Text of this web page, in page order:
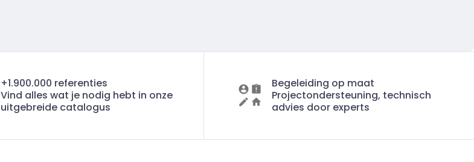
+1.900.000 referenties
Vind alles wat je nodig hebt in onze
uitgebreide catalogus
Begeleiding op maat
Projectondersteuning, technisch
advies door experts